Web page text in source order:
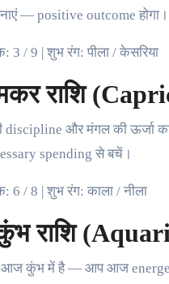
— positive outcome होगा।
3 / 9 | शुभ रंग: पीला / केसरिया
राशि
discipline और मंगल की ऊर्जा
spending से बचें।
6 / 8 | शुभ रंग: काला / नीला
राशि
आज कुंभ में है — आप आज